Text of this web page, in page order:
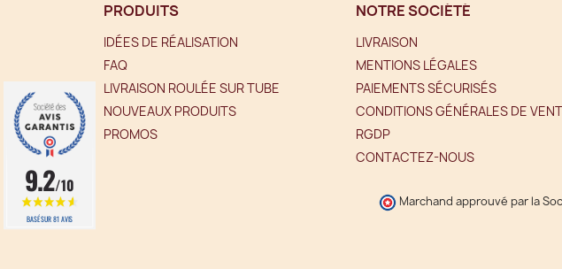
PRODUITS
IDÉES DE RÉALISATION
FAQ
LIVRAISON ROULÉE SUR TUBE
NOUVEAUX PRODUITS
PROMOS
NOTRE SOCIÉTÉ
LIVRAISON
MENTIONS LÉGALES
PAIEMENTS SÉCURISÉS
CONDITIONS GÉNÉRALES DE
RGDP
CONTACTEZ-NOUS
Marchand approuvé par la
9.2/10
BASÉ SUR 81 AVIS